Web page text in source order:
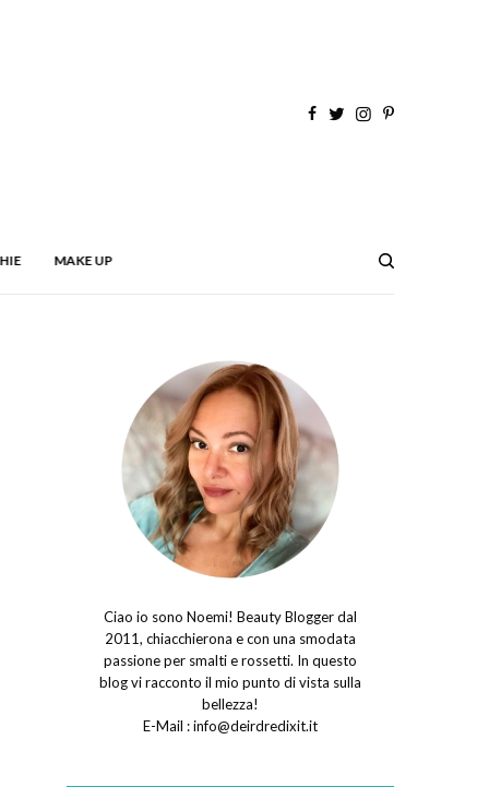
MAKE UP
Ciao io sono Noemi! Beauty Blogger dal
2011, chiacchierona e con una smodata
passione per smalti e rossetti. In questo
blog vi racconto il mio punto di vista sulla
bellezza!
E-Mail :info@deirdredixit.it